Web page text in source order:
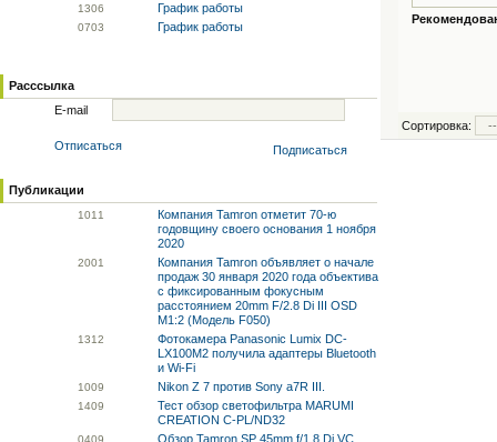
1306 График работы
0703 График работы
Расссылка
E-mail
Отписаться Подписаться
Публикации
1011
Компания Tamron отметит 70-ю
годовщину своего основания 1 ноября
2020
2001
Компания Tamron объявляет о начале
продаж 30 января 2020 года объектива
с фиксированным фокусным
расстоянием 20mm F/2.8 Di III OSD
M1:2 (Модель F050)
1312
Фотокамера Panasonic Lumix DC-
LX100M2 получила адаптеры Bluetooth
и Wi-Fi
1009 Nikon Z 7 против Sony a7R III.
1409
Тест обзор светофильтра MARUMI
CREATION C-PL/ND32
0409
Обзор Tamron SP 45mm f/1.8 Di VC
Сортировка: